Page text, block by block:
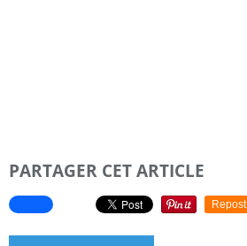
PARTAGER CET ARTICLE
Repost